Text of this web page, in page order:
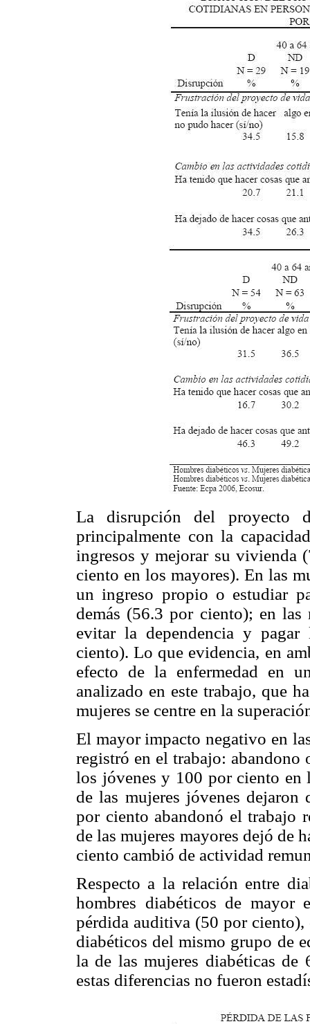
La disrupción del proyecto
principalmente con la
ingresos y mejorar su vivienda
ciento en los mayores). En las
un ingreso propio o estudiar
demás (56.3 por ciento); en las
evitar la dependencia y
ciento). Lo que evidencia, en
efecto de la enfermedad en
analizado en este trabajo, que
mujeres se centre en la
El mayor impacto negativo en
registró en el trabajo:
los jóvenes y 100 por ciento en
de las mujeres jóvenes dejaron
por ciento abandonó el trabajo
de las mujeres mayores dejó de
ciento cambió de actividad
Respecto a la relación entre
hombres diabéticos de mayor
pérdida auditiva (50 por
diabéticos del mismo grupo de
la de las mujeres diabéticas
estas diferencias no fueron